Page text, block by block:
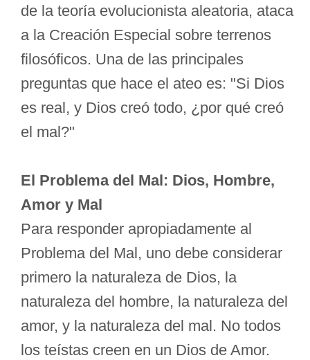
de la teoría evolucionista aleatoria, ataca
a la Creación Especial sobre terrenos
filosóficos. Una de las principales
preguntas que hace el ateo es: "Si Dios
es real, y Dios creó todo, ¿por qué creó
el mal?"
El Problema del Mal: Dios, Hombre,
Amor y Mal
Para responder apropiadamente al
Problema del Mal, uno debe considerar
primero la naturaleza de Dios, la
naturaleza del hombre, la naturaleza del
amor, y la naturaleza del mal. No todos
los teístas creen en un Dios de Amor.